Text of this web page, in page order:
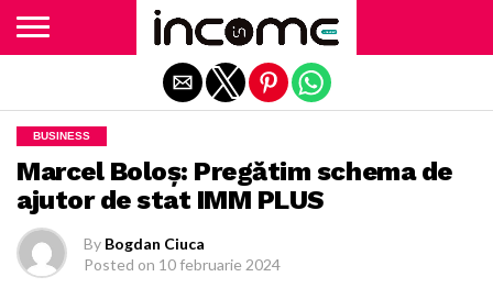
BUSINESS
Marcel Boloş: Pregătim schema de
ajutor de stat IMM PLUS
By Bogdan Ciuca
Posted on 10 februarie 2024
Exit mobile version